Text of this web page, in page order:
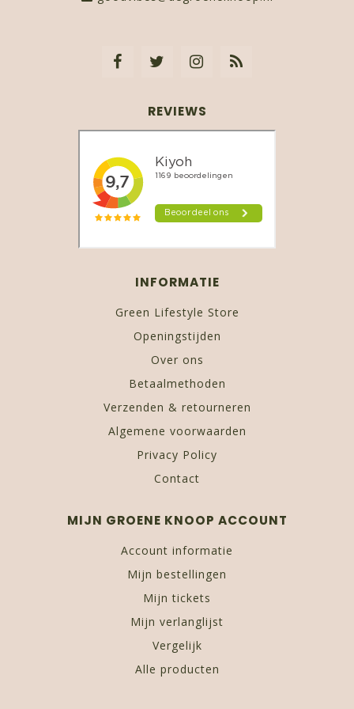
REVIEWS
INFORMATIE
Green Lifestyle Store
Openingstijden
Over ons
Betaalmethoden
Verzenden & retourneren
Algemene voorwaarden
Privacy Policy
Contact
MIJN GROENE KNOOP ACCOUNT
Account informatie
Mijn bestellingen
Mijn tickets
Mijn verlanglijst
Vergelijk
Alle producten